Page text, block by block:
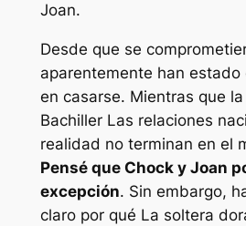
Joan.
Desde que se
aparentemente han
en casarse. Mientras que
BachillerLas relaciones
realidad no terminan en el
Pensé que Chock y Joan
excepción. Sin embargo,
claro por qué La soltera